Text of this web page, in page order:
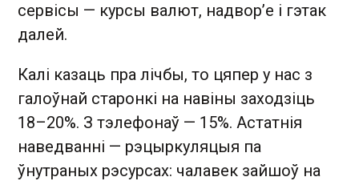
сервісы — курсы валют, надвор’е і гэтак
далей.
Калі казаць пра лічбы, то цяпер у нас з
галоўнай старонкі на навіны заходзіць
18–20%. З тэлефонаў — 15%. Астатнія
наведванні — рэцыркуляцыя па
ўнутраных рэсурсах: чалавек зайшоў на